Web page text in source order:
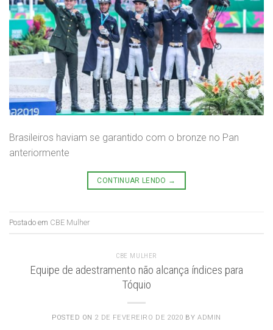
Brasileiros haviam se garantido com o bronze no Pan
anteriormente
CONTINUAR LENDO →
Postado em CBE Mulher
CBE MULHER
Equipe de adestramento não alcança índices para
Tóquio
POSTED ON 2 DE FEVEREIRO DE 2020 BYADMIN